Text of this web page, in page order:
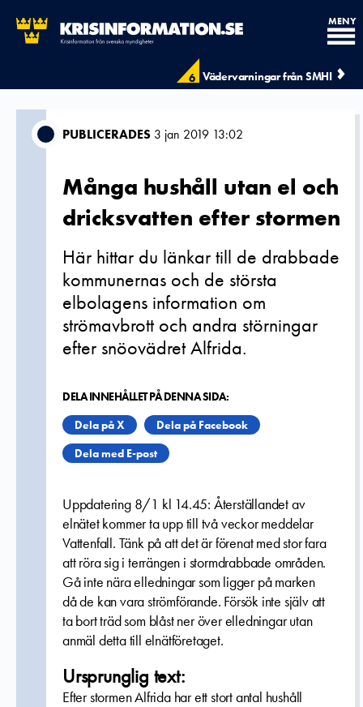
6 Vädervarningar från SMHI
MENY
PUBLICERADES 3 jan 2019 13:02
Många hushåll utan el och
dricksvatten efter stormen
Här hittar du länkar till de drabbade
kommunernas och de största
elbolagens information om
strömavbrott och andra störningar
efter snöovädret Alfrida.
DELA INNEHÅLLET PÅ DENNA SIDA:
Dela på X
Dela på Facebook
Dela med E-post
Uppdatering 8/1 kl 14.45: Återställandet av
elnätet kommer ta upp till två veckor meddelar
Vattenfall. Tänk på att det är förenat med stor fara
att röra sig i terrängen i stormdrabbade områden.
Gå inte nära elledningar som ligger på marken
då de kan vara strömförande. Försök inte själv att
ta bort träd som blåst ner över elledningar utan
anmäl detta till elnätföretaget.
Ursprunglig text:
Efter stormen Alfrida har ett stort antal hushåll